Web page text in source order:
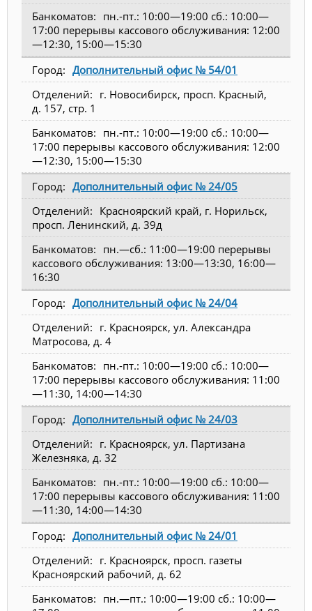
пн.-пт.: 10:00—19:00 сб.: 10:00—
17:00 перерывы кассового обслуживания: 12:00
—12:30, 15:00—15:30
Дополнительный офис № 54/01
г. Новосибирск, просп. Красный,
д. 157, стр. 1
пн.-пт.: 10:00—19:00 сб.: 10:00—
17:00 перерывы кассового обслуживания: 12:00
—12:30, 15:00—15:30
Дополнительный офис № 24/05
Красноярский край, г. Норильск,
просп. Ленинский, д. 39д
пн.—сб.: 11:00—19:00 перерывы
кассового обслуживания: 13:00—13:30, 16:00—
16:30
Дополнительный офис № 24/04
г. Красноярск, ул. Александра
Матросова, д. 4
пн.-пт.: 10:00—19:00 сб.: 10:00—
17:00 перерывы кассового обслуживания: 11:00
—11:30, 14:00—14:30
Дополнительный офис № 24/03
г. Красноярск, ул. Партизана
Железняка, д. 32
пн.-пт.: 10:00—19:00 сб.: 10:00—
17:00 перерывы кассового обслуживания: 11:00
—11:30, 14:00—14:30
Дополнительный офис № 24/01
г. Красноярск, просп. газеты
Красноярский рабочий, д. 62
пн.—пт.: 10:00—19:00 сб.: 10:00—